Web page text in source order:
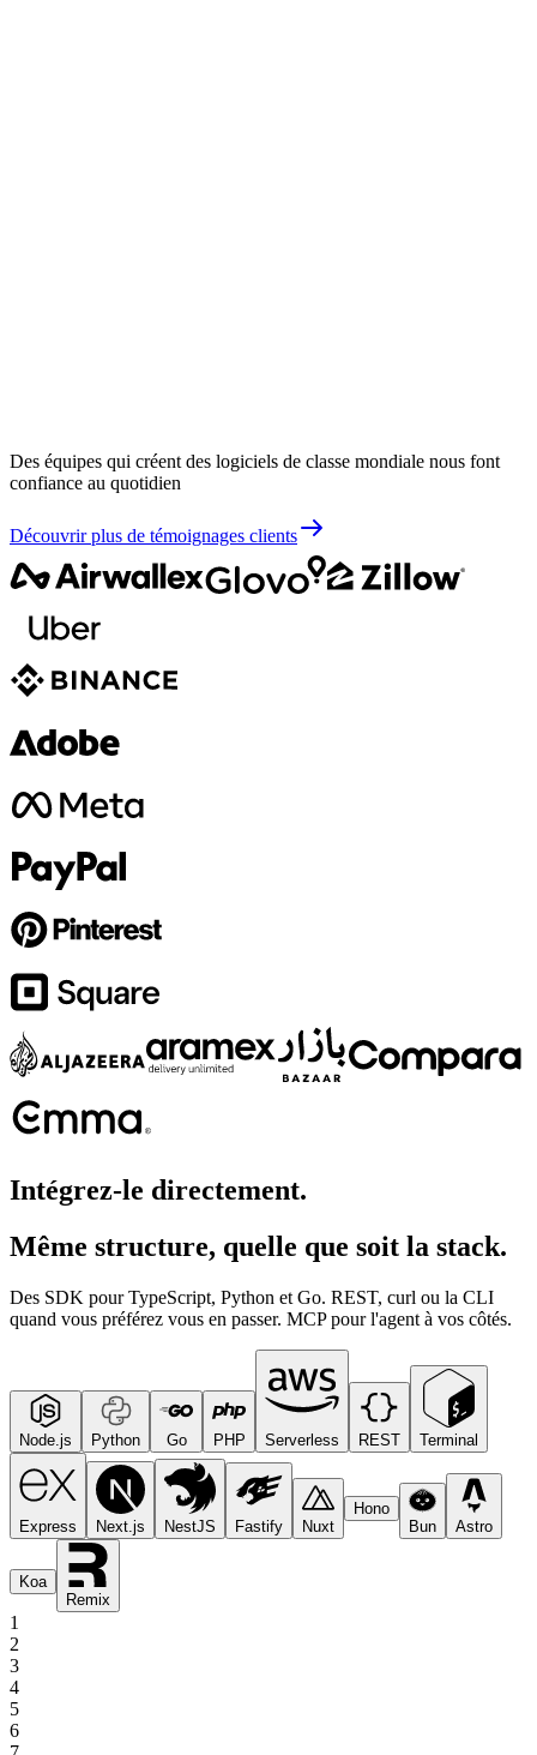
Des équipes qui créent des logiciels de classe mondiale nous font
confiance au quotidien
Découvrir plus de témoignages clients
Intégrez-le directement.
Même structure, quelle que soit la stack.
Des SDK pour TypeScript, Python et Go. REST, curl ou la CLI
quand vous préférez vous en passer. MCP pour l'agent à vos côtés.
Node.js Python Go PHP Serverless REST Terminal
Express Next.js NestJS Fastify Nuxt
Hono
Bun
Astro
Koa
Remix
1
2
3
4
5
6